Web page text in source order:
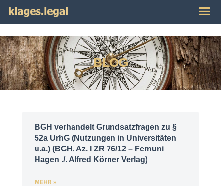
BLOG
BGH verhandelt Grundsatzfragen zu §
52a UrhG (Nutzungen in Universitäten
u.a.) (BGH, Az. I ZR 76/12 – Fernuni
Hagen ./. Alfred Körner Verlag)
MEHR »